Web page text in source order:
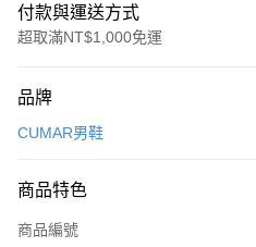
付款與運送方式
超取滿NT$1,000免運
信用卡一次付款
LINE Pay
Apple Pay
品牌
CUMAR男鞋
商品特色
商品編號